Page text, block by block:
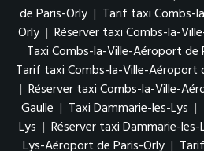
de Paris-Orly | Tarif taxi Combs-
Orly | Réserver taxi Combs-la-
Taxi Combs-la-Ville-Aéroport de
Tarif taxi Combs-la-Ville-Aéroport
| Réserver taxi Combs-la-Ville-
Gaulle | Taxi Dammarie-les-Lys |
Lys | Réserver taxi Dammarie-les-
Lys-Aéroport de Paris-Orly |